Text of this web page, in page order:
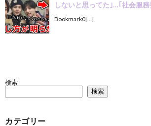
しないと思ってた｣…｢社会服
Bookmark0[…]
検索
検索
カテゴリー